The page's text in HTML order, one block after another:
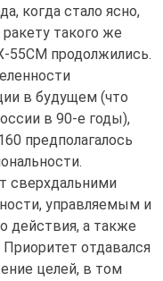
когда стало ясно,
такого же
55СМ продолжились.
в будущем (что
в 90-е годы),
предполагалось
сверхдальними
управляемым и
действия, а также
отдавался
целей, в том